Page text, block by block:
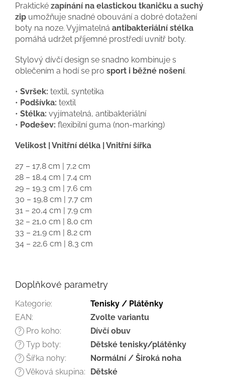
Praktické zapínání na elastickou tkaničku a suchý
zip umožňuje snadné obouvání a dobré dotažení
boty na noze. Vyjímatelná antibakteriální stélka
pomáhá udržet příjemné prostředí uvnitř boty.
Stylový dívčí design se snadno kombinuje s
oblečením a hodí se pro sport i běžné nošení.
• Svršek: textil, syntetika
• Podšívka: textil
• Stélka: vyjímatelná, antibakteriální
• Podešev: flexibilní guma (non-marking)
Velikost | Vnitřní délka | Vnitřní šířka
27 – 17,8 cm | 7,2 cm
28 – 18,4 cm | 7,4 cm
29 – 19,3 cm | 7,6 cm
30 – 19,8 cm | 7,7 cm
31 – 20,4 cm | 7,9 cm
32 – 21,0 cm | 8,0 cm
33 – 21,9 cm | 8,2 cm
34 – 22,6 cm | 8,3 cm
Doplňkové parametry
Kategorie:
Tenisky / Plátěnky
EAN: Zvolte variantu
? Pro koho: Dívčí obuv
? Typ boty: Dětské tenisky/plátěnky
? Šířka nohy: Normální / Široká noha
? Věková skupina: Dětské